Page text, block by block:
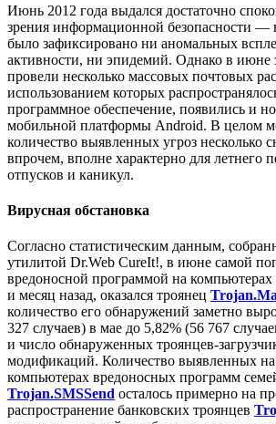
Июнь 2012 года выдался достаточно
зрения информационной безопасности —
было зафиксировано ни аномальных
активности, ни эпидемий. Однако в
провели несколько массовых почтовых
использованием которых
программное обеспечение, появились и
мобильной платформы Android. В целом
количество выявленных угроз несколько
впрочем, вполне характерно для летнего
отпусков и каникул.
Вирусная обстановка
Согласно статистическим данным,
утилитой Dr.Web CureIt!, в июне самой
вредоносной программой на компьютерах
и месяц назад, оказался троянец
количество его обнаружений заметно
327 случаев) в мае до 5,82% (56 767
и число обнаруженных троянцев-
модификаций. Количество выявленных
компьютерах вредоносных программ
Trojan.SMSSend осталось примерно на
распространение банковских троянцев